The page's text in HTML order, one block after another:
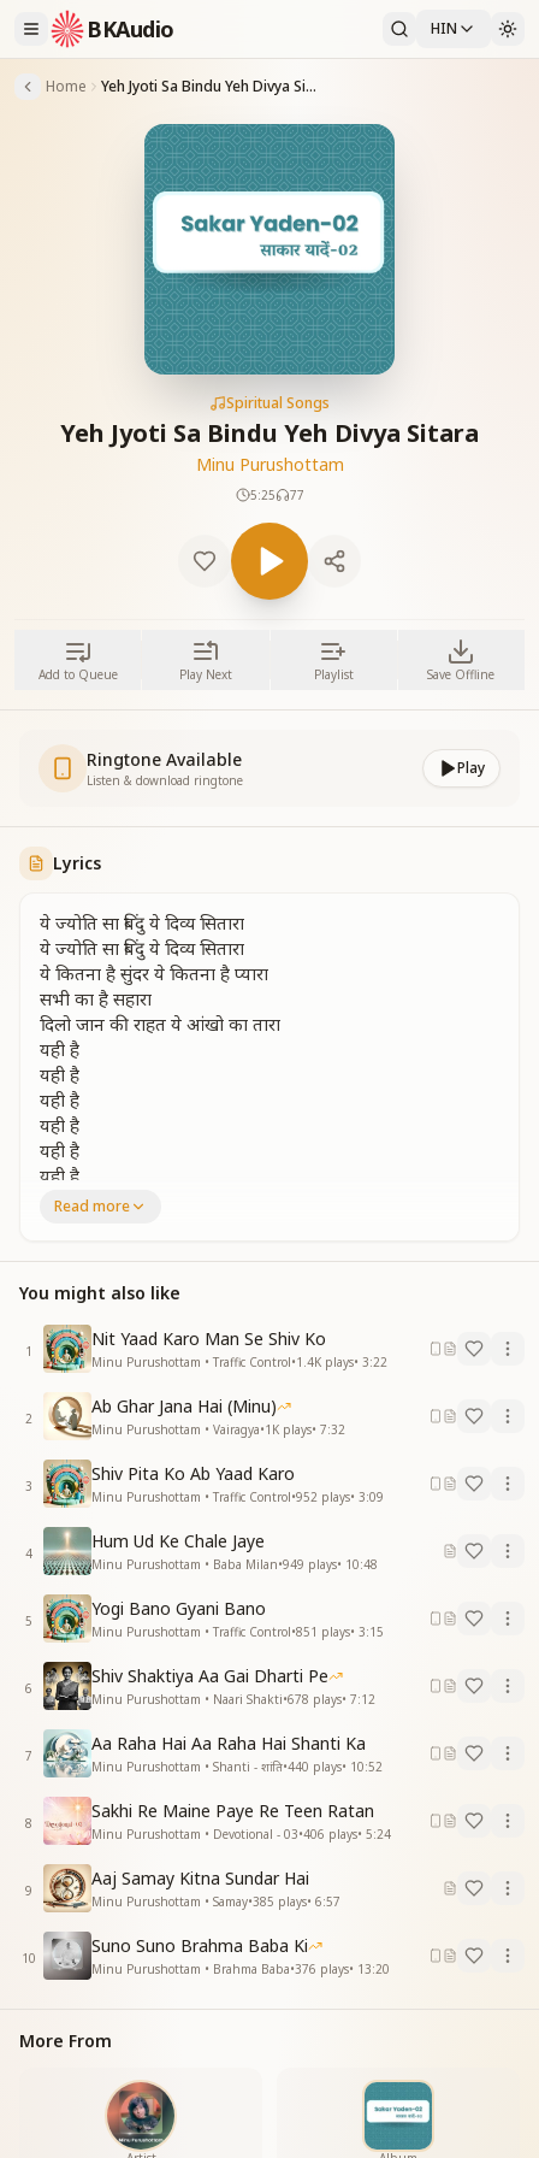
BKAudio HIN
Home Yeh Jyoti Sa Bindu Yeh Divya Sitara
Spiritual Songs
Yeh Jyoti Sa Bindu Yeh Divya Sitara
Minu Purushottam
5:25 77
Add to Queue Play Next Playlist Save Offline
Ringtone Available
Listen & download ringtone
Play
Lyrics
ये ज्योति सा बिंदु ये दिव्य सितारा
ये ज्योति सा बिंदु ये दिव्य सितारा
ये कितना है सुंदर ये कितना है प्यारा
सभी का है सहारा
दिलो जान की राहत ये आंखो का तारा
यही है
यही है
यही है
यही है
यही है
यही है
ये संगम के युग युग में सृष्टि पे आता
ये सबका है राही सभीका विधाता
यही है
यही है
यही है
यही है
यही है
यही है
ये सागर गुणों का खजाने लुटाता
ये निर्धन को है ताजधारी बनाता
ये मैं पन को मिटाता वैकुंठ दिलाता
यही है
यही है
यही है
यही है
यही है
यही है
यू ब्रम्हा वा विष्णु शंकर के अब्बा
ये भक्तो के भगवान बच्चो के बाबा
ये मम्मा के बाबा ये बाबा के बाबा
यही है
यही है
यही है
यही है
यही है
यही है
ये ज्योति सा बिंदु ये दिव्य सितारा
ये कितना है सुंदर ये कितना है प्यारा
यही है
Read more
You might also like
1
Nit Yaad Karo Man Se Shiv Ko
Minu Purushottam • Traffic Control•1.4K plays• 3:22
2
Ab Ghar Jana Hai (Minu)
Minu Purushottam • Vairagya•1K plays• 7:32
3
Shiv Pita Ko Ab Yaad Karo
Minu Purushottam • Traffic Control•952 plays• 3:09
4
Hum Ud Ke Chale Jaye
Minu Purushottam • Baba Milan•949 plays• 10:48
5
Yogi Bano Gyani Bano
Minu Purushottam • Traffic Control•851 plays• 3:15
6
Shiv Shaktiya Aa Gai Dharti Pe
Minu Purushottam • Naari Shakti•678 plays• 7:12
7
Aa Raha Hai Aa Raha Hai Shanti Ka
Minu Purushottam • Shanti - शांति•440 plays• 10:52
8
Sakhi Re Maine Paye Re Teen Ratan
Minu Purushottam • Devotional - 03•406 plays• 5:24
9
Aaj Samay Kitna Sundar Hai
Minu Purushottam • Samay•385 plays• 6:57
10
Suno Suno Brahma Baba Ki
Minu Purushottam • Brahma Baba•376 plays• 13:20
More From